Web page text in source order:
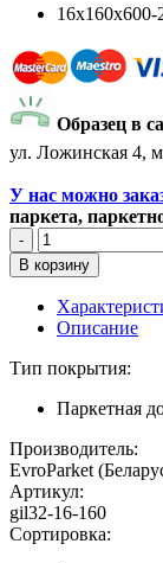
Образец в
ул. Ложинская 4,
У нас можно
паркета,
Описание
Тип покрытия:
Паркетная
Производитель:
EvroParket
Артикул:
gil32-16-160
Сортировка: